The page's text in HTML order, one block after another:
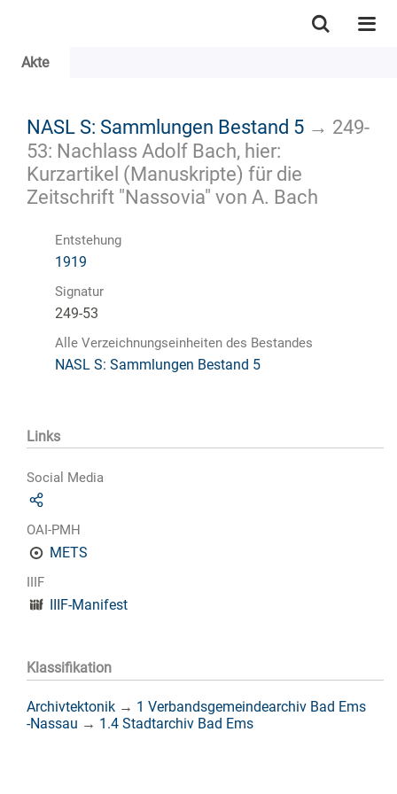
Akte
NASL S: Sammlungen Bestand 5 → 249-
53: Nachlass Adolf Bach, hier:
Kurzartikel (Manuskripte) für die
Zeitschrift "Nassovia" von A. Bach
Entstehung
1919
Signatur
249-53
Alle Verzeichnungseinheiten des Bestandes
NASL S: Sammlungen Bestand 5
Links
Social Media
OAI-PMH
METS
IIIF
IIIF-Manifest
Klassifikation
Archivtektonik → 1 Verbandsgemeindearchiv Bad Ems
-Nassau → 1.4 Stadtarchiv Bad Ems